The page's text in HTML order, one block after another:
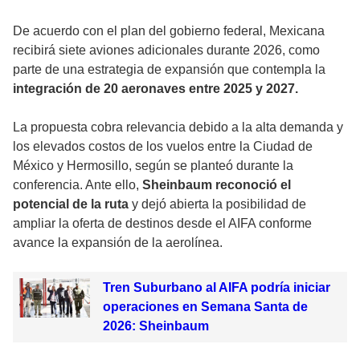
De acuerdo con el plan del gobierno federal, Mexicana
recibirá siete aviones adicionales durante 2026, como
parte de una estrategia de expansión que contempla la
integración de 20 aeronaves entre 2025 y 2027.
La propuesta cobra relevancia debido a la alta demanda y
los elevados costos de los vuelos entre la Ciudad de
México y Hermosillo, según se planteó durante la
conferencia. Ante ello, Sheinbaum reconoció el
potencial de la ruta y dejó abierta la posibilidad de
ampliar la oferta de destinos desde el AIFA conforme
avance la expansión de la aerolínea.
Tren Suburbano al AIFA podría iniciar
operaciones en Semana Santa de
2026: Sheinbaum